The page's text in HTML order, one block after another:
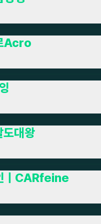
Acro
도대왕
ㅣCARfeine